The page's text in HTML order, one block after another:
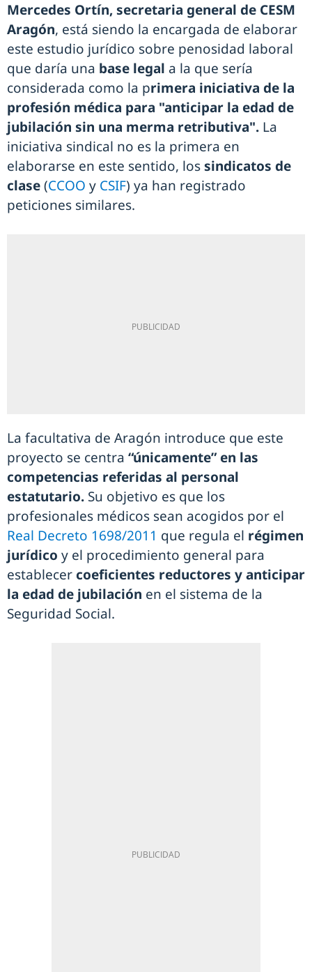
Mercedes Ortín, secretaria general de CESM
Aragón, está siendo la encargada de elaborar
este estudio jurídico sobre penosidad laboral
que daría una base legal a la que sería
considerada como la primera iniciativa de la
profesión médica para "anticipar la edad de
jubilación sin una merma retributiva". La
iniciativa sindical no es la primera en
elaborarse en este sentido, lossindicatos de
clase(CCOO y CSIF) ya han registrado
peticiones similares.
La facultativa de Aragón introduce que este
proyecto se centra “únicamente” en las
competencias referidas al personal
estatutario. Su objetivo es que los
profesionales médicos sean acogidos por el
Real Decreto 1698/2011 que regula el régimen
jurídico y el procedimiento general para
establecer coeficientes reductores y anticipar
la edad de jubilación en el sistema de la
Seguridad Social.